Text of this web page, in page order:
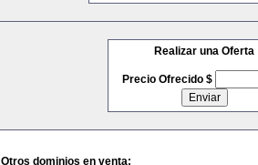
Realizar una Oferta
Precio Ofrecido $
Otros dominios en venta: